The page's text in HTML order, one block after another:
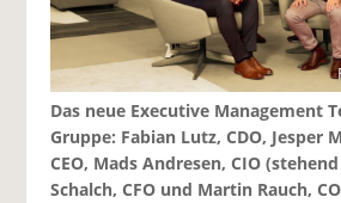
Das neue Executive Management
Gruppe: Fabian Lutz, CDO, Jesper
CEO, Mads Andresen, CIO
Schalch, CFO und Martin Rauch,